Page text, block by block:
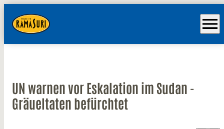
menu
UN warnen vor Eskalation im Sudan -
Gräueltaten befürchtet